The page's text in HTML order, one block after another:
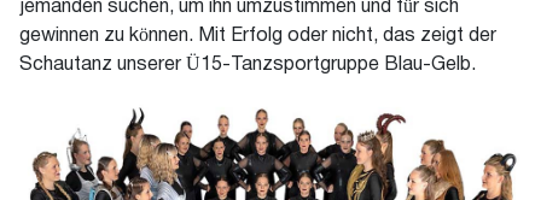
jemanden suchen, um ihn umzustimmen und für sich
gewinnen zu können. Mit Erfolg oder nicht, das zeigt der
Schautanz unserer Ü15-Tanzsportgruppe Blau-Gelb.